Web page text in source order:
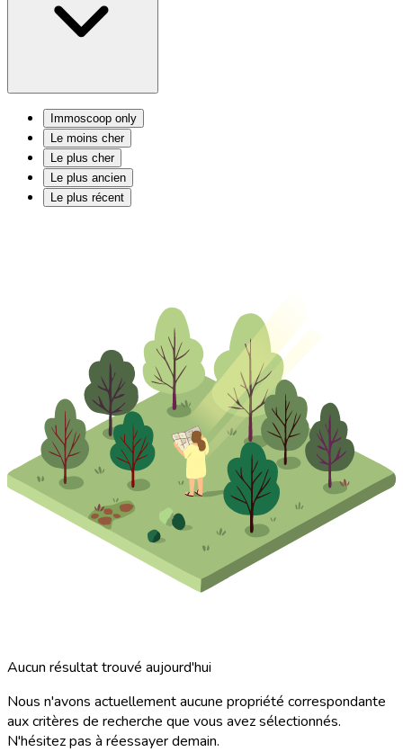
Immoscoop only
Le moins cher
Le plus cher
Le plus ancien
Le plus récent
Aucun résultat trouvé aujourd'hui
Nous n'avons actuellement aucune propriété correspondante
aux critères de recherche que vous avez sélectionnés.
N'hésitez pas à réessayer demain.